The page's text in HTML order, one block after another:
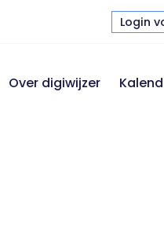
Login
Over digiwijzer